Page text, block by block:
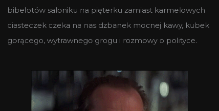
bibelotów saloniku na pięterku zamiast karmelowych
ciasteczek czeka na nas dzbanek mocnej kawy, kubek
gorącego, wytrawnego grogu i rozmowy o polityce.